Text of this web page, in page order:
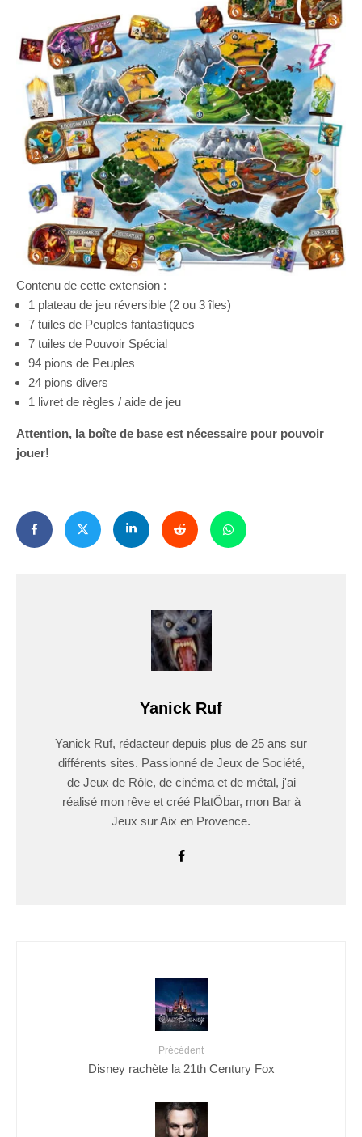
Contenu de cette extension :
1 plateau de jeu réversible (2 ou 3 îles)
7 tuiles de Peuples fantastiques
7 tuiles de Pouvoir Spécial
94 pions de Peuples
24 pions divers
1 livret de règles / aide de jeu
Attention, la boîte de base est nécessaire pour pouvoir
jouer!
Yanick Ruf
Yanick Ruf, rédacteur depuis plus de 25 ans sur
différents sites. Passionné de Jeux de Société,
de Jeux de Rôle, de cinéma et de métal, j'ai
réalisé mon rêve et créé PlatÔbar, mon Bar à
Jeux sur Aix en Provence.
Précédent
Disney rachète la 21th Century Fox